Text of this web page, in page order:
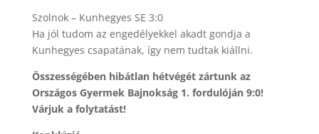
Szolnok – Kunhegyes SE 3:0
Ha jól tudom az engedélyekkel akadt gondja a
Kunhegyes csapatának, így nem tudtak kiállni.
Összességében hibátlan hétvégét zártunk az
Országos Gyermek Bajnokság 1. fordulóján 9:0!
Várjuk a folytatást!